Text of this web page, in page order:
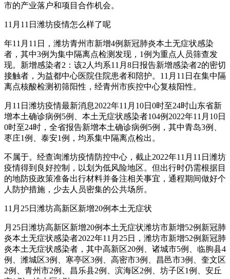
市的产业落户和项目合作机会。
11月11日潍坊疫情怎么样了呢
年11月11日，潍坊青州市新增4例新冠肺炎本土无症状感染
者，其中3例为集中隔离点检测发现，1例为重点人员筛查发
现。新增感染者2：该2人均系11月8日报告新增感染者2的密切
接触者，为益都中心医院住院患者和陪护。11月11日在集中隔
离点核酸检测初筛阳性，经青州市疾控中心复核阳性。
月11日潍坊疫情最新消息2022年11月10日0时至24时山东省新
增本土确诊病例5例、本土无症状感染者104例2022年11月10日
0时至24时，全省报告新增本土确诊病例5例，其中青岛3例、
枣庄1例、泰安1例，均系集中隔离点检出。
不属于。经查询潍坊疫情防控中心，截止2022年11月11日潍坊
疫情得到良好控制，以划为低风险地区。但出行时仍需根据目
的地防疫政策准备出行材料并备注相关事宜，通程期间做好个
人防护措施，少去人员密集的公共场所。
11月25日潍坊高新区新增20例本土无症状
月25日潍坊高新区新增20例本土无症状潍坊市新增52例新冠肺
炎本土无症状感染者2022年11月25日，潍坊市新增52例新冠肺
炎本土无症状感染者，其中高新区20例、诸城市5例、临朐县4
例、潍城区3例、寒亭区3例、高密市3例、昌邑市3例、奎文区
2例、青州市2例、昌乐县2例、滨海区2例、坊子区1例、安丘